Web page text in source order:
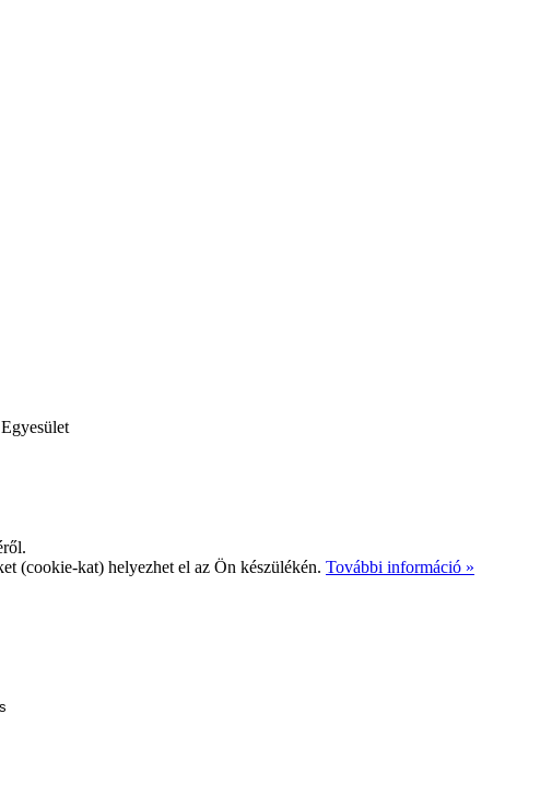
(cookie-kat) helyezhet el az Ön készülékén. További információ »